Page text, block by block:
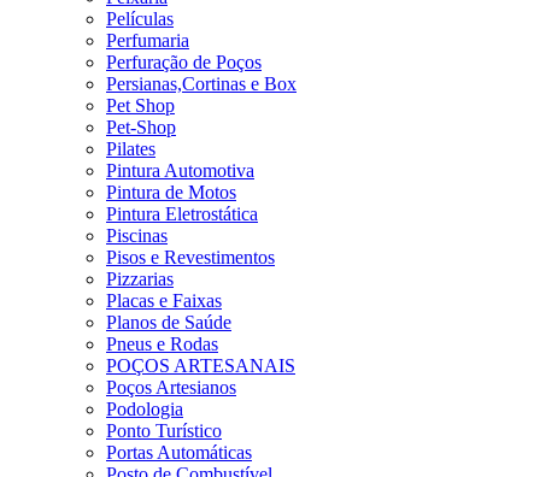
Películas
Perfumaria
Perfuração de Poços
Persianas,Cortinas e Box
Pet Shop
Pet-Shop
Pilates
Pintura Automotiva
Pintura de Motos
Pintura Eletrostática
Piscinas
Pisos e Revestimentos
Pizzarias
Placas e Faixas
Planos de Saúde
Pneus e Rodas
POÇOS ARTESANAIS
Poços Artesianos
Podologia
Ponto Turístico
Portas Automáticas